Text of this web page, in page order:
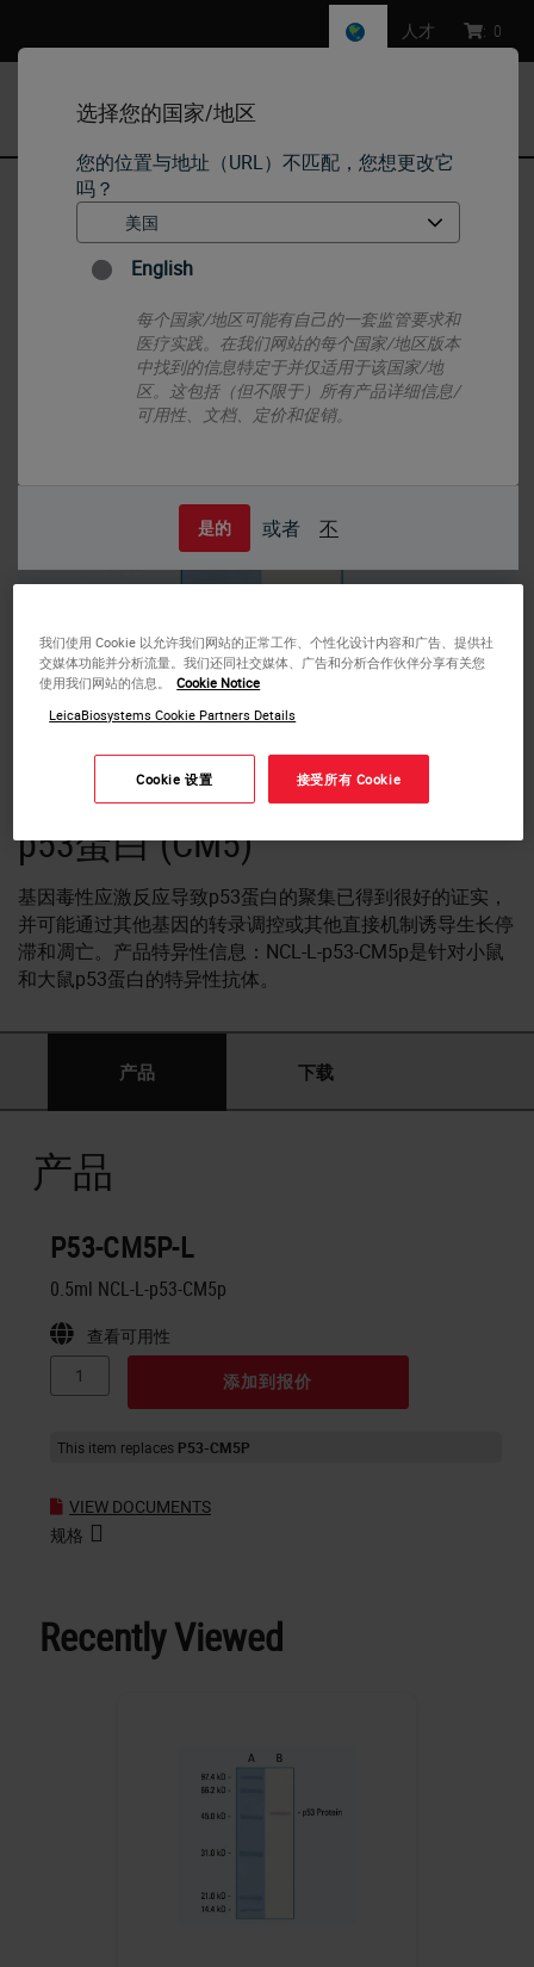
选择您的国家/地区
您的位置与地址（URL）不匹配，您想更改它
吗？
English
每个国家/地区可能有自己的一套监管要求和
医疗实践。在我们网站的每个国家/地区版本
中找到的信息特定于并仅适用于该国家/地
区。这包括（但不限于）所有产品详细信息/
可用性、文档、定价和促销。
是的 或者 不
人才 : 0
IHC & ISH • p53蛋白 (CM5)
Western blot: detection of p53 protein (53 kD). Lane A, molecular weight
markers. Lane B, T3T3 mouse cell line immunoblotted, p53 Protein (CM5):
p53蛋白 (CM5)
基因毒性应激反应导致p53蛋白的聚集已得到很好的证实，
并可能通过其他基因的转录调控或其他直接机制诱导生长停
滞和凋亡。产品特异性信息：NCL-L-p53-CM5p是针对小鼠
和大鼠p53蛋白的特异性抗体。
产品 下载
产品
P53-CM5P-L
0.5ml NCL-L-p53-CM5p
查看可用性
添加到报价
This item replaces P53-CM5P
VIEW DOCUMENTS
规格
Recently Viewed
我们使用 Cookie 以允许我们网站的正常工作、个性化设计内容和广告、提供社
交媒体功能并分析流量。我们还同社交媒体、广告和分析合作伙伴分享有关您
使用我们网站的信息。
Cookie Notice
LeicaBiosystems Cookie Partners Details
Cookie 设置 接受所有 Cookie